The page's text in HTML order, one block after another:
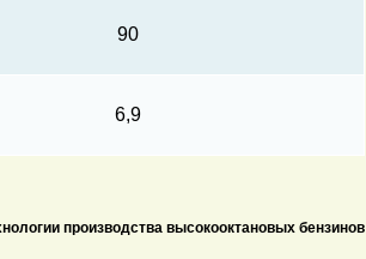
90
6,9
производства высокооктановых бензинов